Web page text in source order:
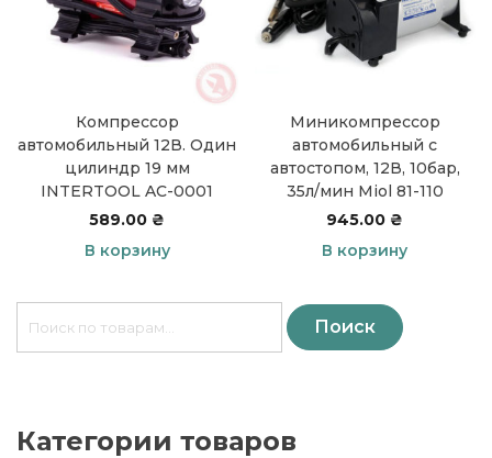
Компрессор
автомобильный 12В. Один
цилиндр 19 мм
INTERTOOL AC-0001
589.00 ₴
В корзину
Миникомпрессор
автомобильный с
автостопом, 12В, 10бар,
35л/мин Miol 81-110
945.00 ₴
В корзину
Поиск
Категории товаров